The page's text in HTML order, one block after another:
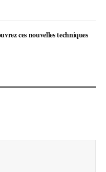
ces nouvelles techniques